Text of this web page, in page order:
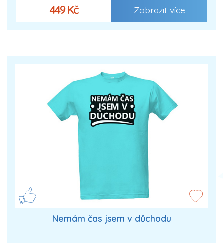
449 Kč Zobrazit více
Nemám čas jsem v důchodu